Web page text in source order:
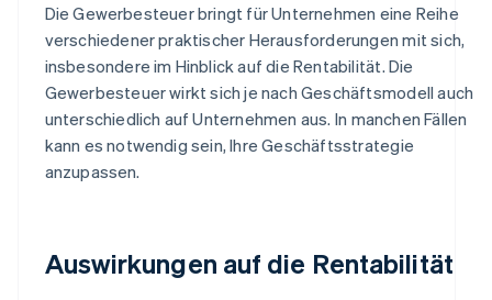
Die Gewerbesteuer bringt für Unternehmen eine Reihe
verschiedener praktischer Herausforderungen mit sich,
insbesondere im Hinblick auf die Rentabilität. Die
Gewerbesteuer wirkt sich je nach Geschäftsmodell auch
unterschiedlich auf Unternehmen aus. In manchen Fällen
kann es notwendig sein, Ihre Geschäftsstrategie
anzupassen.
Auswirkungen auf die Rentabilität